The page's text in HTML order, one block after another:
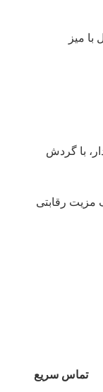
میز
با گردش
مزیت رقابتی
تماس سریع